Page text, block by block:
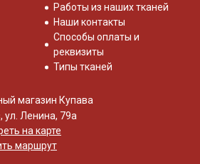
Работы из наших тканей
Наши контакты
Способы оплаты и
реквизиты
Типы тканей
магазин Купава
ул. Ленина, 79а
на карте
маршрут